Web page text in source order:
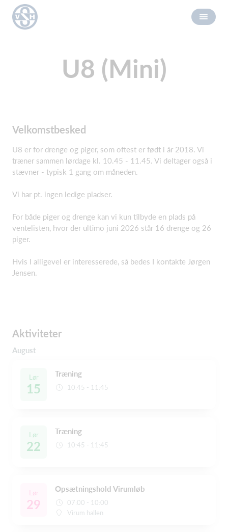
U8 (Mini)
Velkomstbesked
U8 er for drenge og piger, som oftest er født i år 2018. Vi
træner sammen lørdage kl. 10.45 - 11.45. Vi deltager også i
stævner - typisk 1 gang om måneden.
Vi har pt. ingen ledige pladser.
For både piger og drenge kan vi kun tilbyde en plads på
ventelisten, hvor der ultimo juni 2026 står 16 drenge og 26
piger.
Hvis I alligevel er interesserede, så bedes I kontakte Jørgen
Jensen.
Aktiviteter
August
Lør
15
Træning
10:45 - 11:45
Lør
22
Træning
10:45 - 11:45
Lør
29
Opsætningshold Virumløb
07:00 - 10:00
Virum hallen